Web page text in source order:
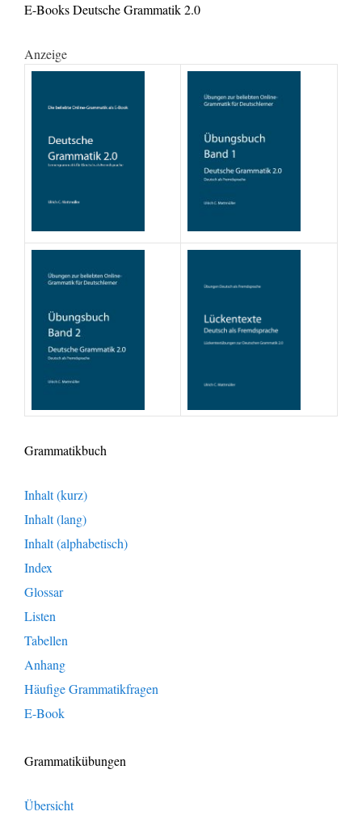
E-Books Deutsche Grammatik 2.0
Anzeige
Grammatikbuch
Inhalt (kurz)
Inhalt (lang)
Inhalt (alphabetisch)
Index
Glossar
Listen
Tabellen
Anhang
Häufige Grammatikfragen
E-Book
Grammatikübungen
Übersicht